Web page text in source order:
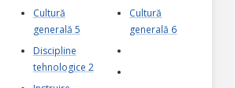
Cultură
generală 5
Discipline
tehnologice 2
Cultură
generală 6